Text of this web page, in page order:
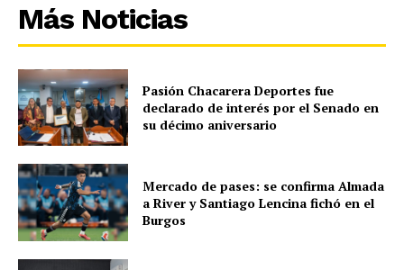
Más Noticias
Pasión Chacarera Deportes fue
declarado de interés por el Senado en
su décimo aniversario
Mercado de pases: se confirma Almada
a River y Santiago Lencina fichó en el
Burgos